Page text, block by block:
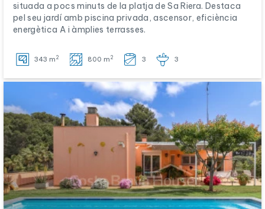
situada a pocs minuts de la platja de Sa Riera. Destaca
pel seu jardí amb piscina privada, ascensor, eficiència
energètica A i àmplies terrasses.
343 m 2 800 m 2 3 3